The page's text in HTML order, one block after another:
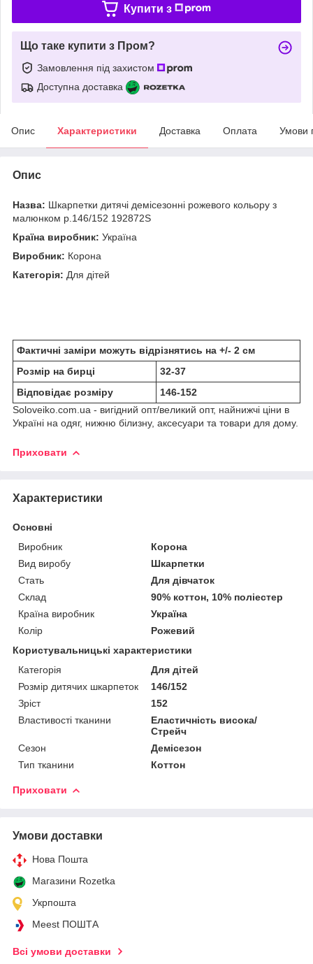
Купити з
Що таке купити з Пром?
Замовлення під захистом
Доступна доставка
Опис Характеристики Доставка Оплата Умови
Опис
Назва: Шкарпетки дитячі демісезонні рожевого кольору з
малюнком р.146/152 192872S
Країна виробник: Україна
Виробник: Корона
Категорія: Для дітей
Фактичні заміри можуть відрізнятись на +/- 2 см
Розмір на бирці
32-37
Відповідає розміру
146-152
Soloveiko.com.ua - вигідний опт/великий опт, найнижчі ціни в
Україні на одяг, нижню білизну, аксесуари та товари для дому.
Приховати
Характеристики
Основні
Виробник
Корона
Вид виробу
Шкарпетки
Стать
Для дівчаток
Склад
90% коттон, 10% поліестер
Країна виробник
Україна
Колір
Рожевий
Користувальницькі характеристики
Категорія
Для дітей
Розмір дитячих шкарпеток
146/152
Зріст
152
Властивості тканини
Еластичність висока/
Стрейч
Сезон
Демісезон
Тип тканини
Коттон
Приховати
Умови доставки
Нова Пошта
Магазини Rozetka
Укрпошта
Meest ПОШТА
Всі умови доставки